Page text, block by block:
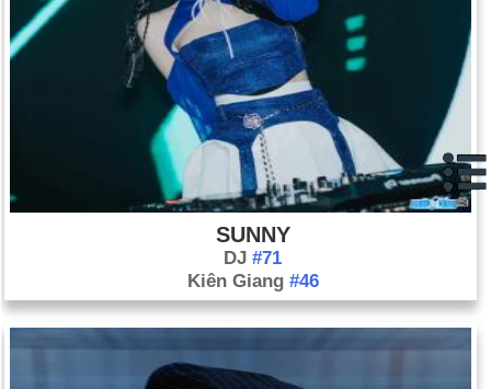
SUNNY
DJ #71
Kiên Giang #46